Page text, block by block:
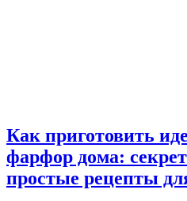
Как приготовить
фарфор дома:
простые рецепты